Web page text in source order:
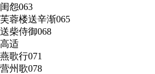
闺怨063
芙蓉楼送辛渐065
送柴侍御068
高适
燕歌行071
营州歌078